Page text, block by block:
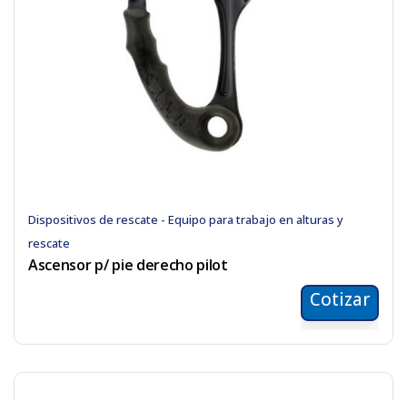
Dispositivos de rescate - Equipo para trabajo en alturas y
rescate
Ascensor p/ pie derecho pilot
Cotizar